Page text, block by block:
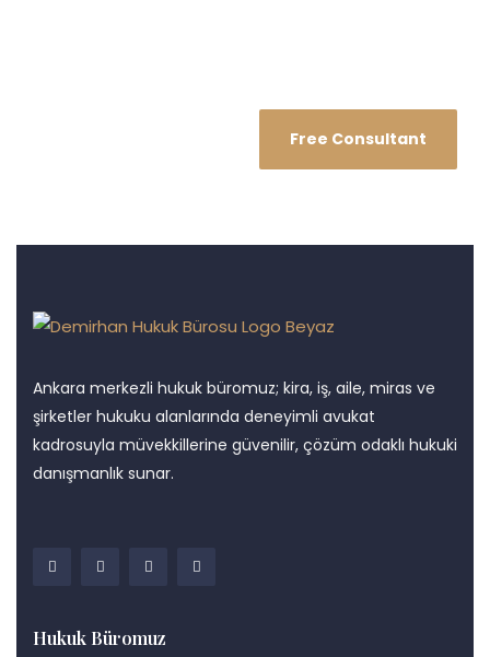
Free Consultant
Ankara merkezli hukuk büromuz; kira, iş, aile, miras ve
şirketler hukuku alanlarında deneyimli avukat
kadrosuyla müvekkillerine güvenilir, çözüm odaklı hukuki
danışmanlık sunar.
Hukuk Büromuz